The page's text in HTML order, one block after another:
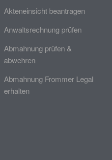
Akteneinsicht beantragen
Anwaltsrechnung prüfen
Abmahnung prüfen &
abwehren
Abmahnung Frommer Legal
erhalten